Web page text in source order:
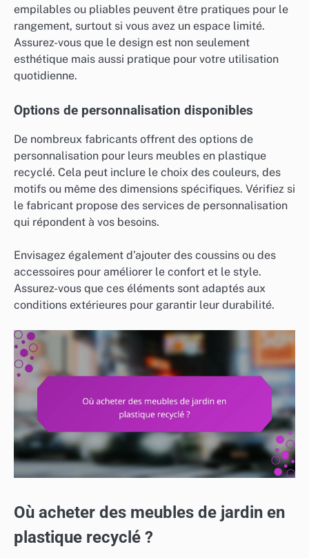
empilables ou pliables peuvent être pratiques pour le
rangement, surtout si vous avez un espace limité.
Assurez-vous que le design est non seulement
esthétique mais aussi pratique pour votre utilisation
quotidienne.
Options de personnalisation disponibles
De nombreux fabricants offrent des options de
personnalisation pour leurs meubles en plastique
recyclé. Cela peut inclure le choix des couleurs, des
motifs ou même des dimensions spécifiques. Vérifiez si
le fabricant propose des services de personnalisation
qui répondent à vos besoins.
Envisagez également d’ajouter des coussins ou des
accessoires pour améliorer le confort et le style.
Assurez-vous que ces éléments sont adaptés aux
conditions extérieures pour garantir leur durabilité.
Où acheter des meubles de jardin en
plastique recyclé ?